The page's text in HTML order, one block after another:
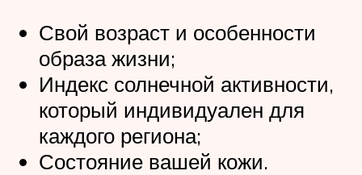
Свой возраст и особенности
образа жизни;
Индекс солнечной активности,
который индивидуален для
каждого региона;
Состояние вашей кожи.